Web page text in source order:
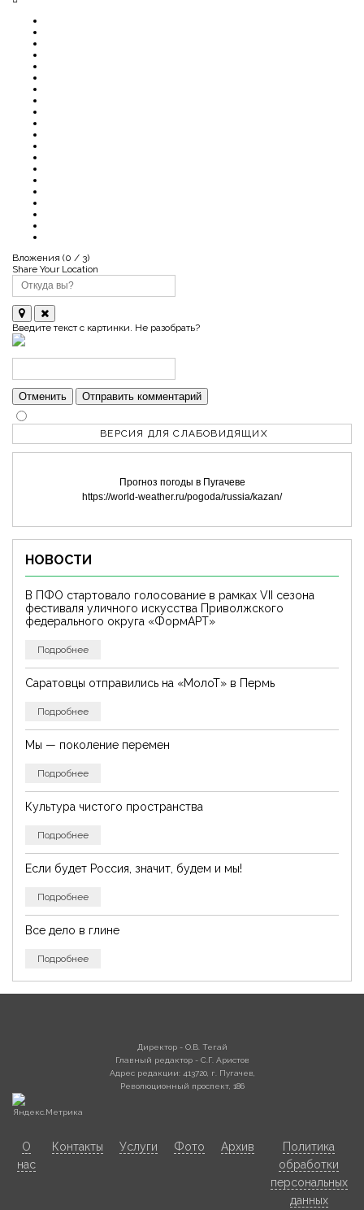
ВЕРСИЯ ДЛЯ СЛАБОВИДЯЩИХ
Прогноз погоды в Пугачеве
https://world-weather.ru/pogoda/russia/kazan/
НОВОСТИ
В ПФО стартовало голосование в рамках VII сезона
фестиваля уличного искусства Приволжского
федерального округа «ФормАРТ»
Подробнее
Саратовцы отправились на «МолоТ» в Пермь
Подробнее
Мы — поколение перемен
Подробнее
Культура чистого пространства
Подробнее
Если будет Россия, значит, будем и мы!
Подробнее
Все дело в глине
Подробнее
Вложения (0 / 3)
Share Your Location
Введите текст с картинки. Не разобрать?
Отменить Отправить комментарий
Директор - О.В. Тегай
Главный редактор - С.Г. Аристов
Адрес редакции: 413720, г. Пугачев,
Революционный проспект, 186
О
нас
Контакты Услуги Фото Архив
Политика
обработки
персональных
данных